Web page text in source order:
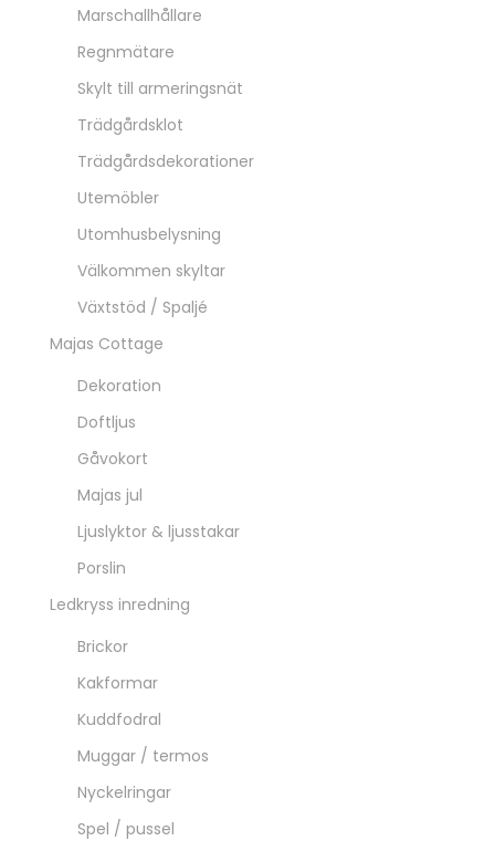
Marschallhållare
Regnmätare
Skylt till armeringsnät
Trädgårdsklot
Trädgårdsdekorationer
Utemöbler
Utomhusbelysning
Välkommen skyltar
Växtstöd / Spaljé
Majas Cottage
Dekoration
Doftljus
Gåvokort
Majas jul
Ljuslyktor & ljusstakar
Porslin
Ledkryss inredning
Brickor
Kakformar
Kuddfodral
Muggar / termos
Nyckelringar
Spel / pussel